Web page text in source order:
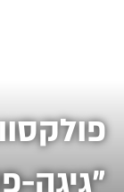
"גיגה-